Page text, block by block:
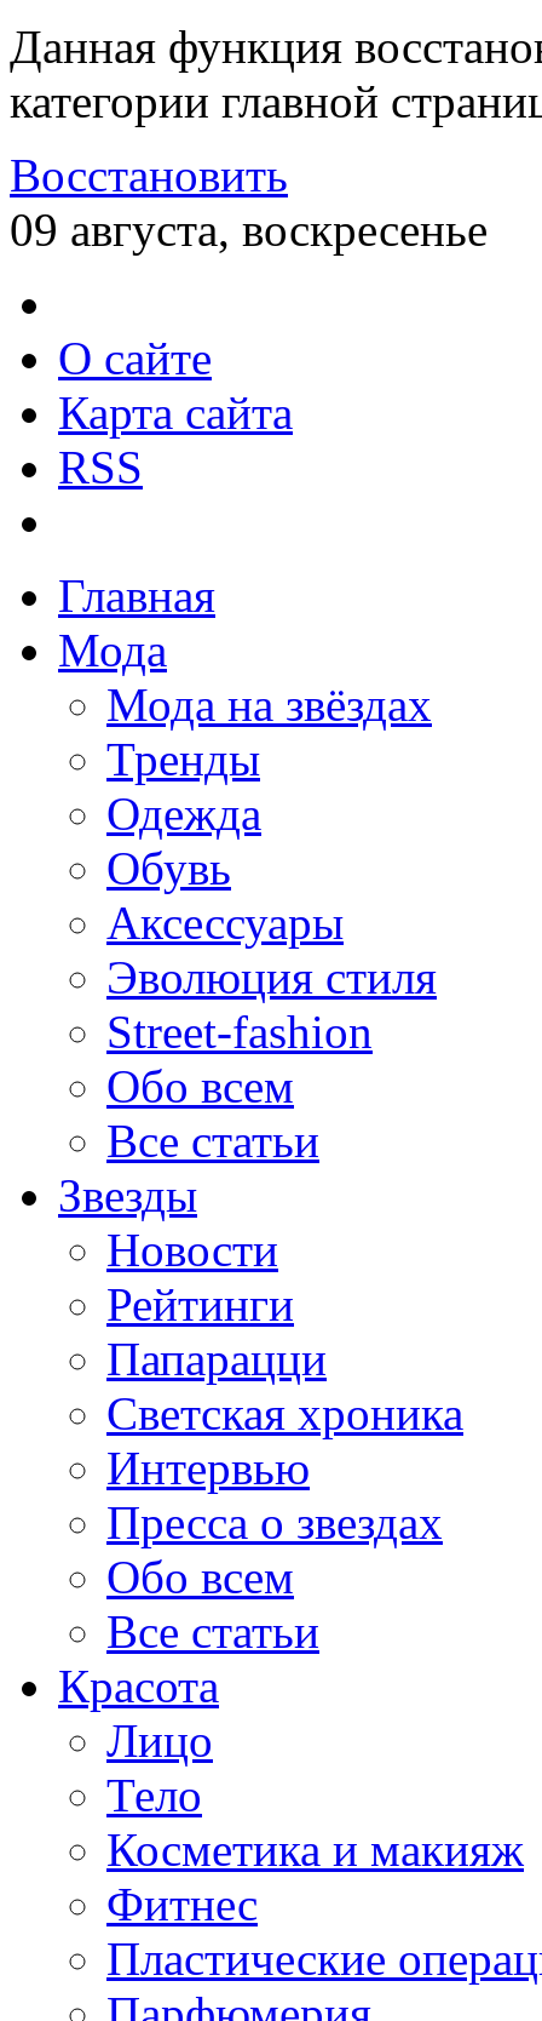
Данная функция
категории главной
Восстановить
09 августа, воскресенье
О сайте
Карта сайта
RSS
Главная
Мода
Мода на звёздах
Тренды
Одежда
Обувь
Аксессуары
Эволюция стиля
Street-fashion
Обо всем
Все статьи
Звезды
Новости
Рейтинги
Папарацци
Светская хроника
Интервью
Пресса о звездах
Обо всем
Все статьи
Красота
Лицо
Тело
Косметика и макияж
Фитнес
Пластические